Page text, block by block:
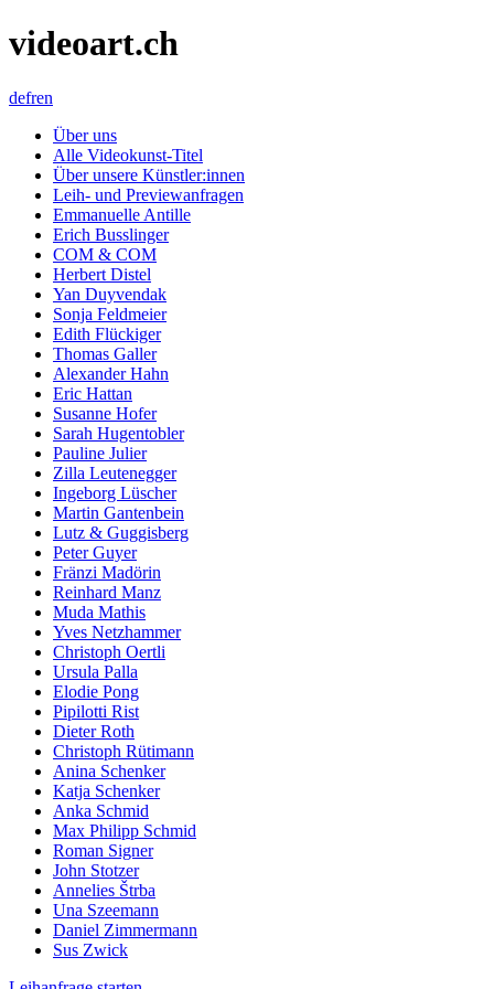
videoart.ch
defren
Über uns
Alle Videokunst-Titel
Über unsere Künstler:innen
Leih- und Previewanfragen
Emmanuelle Antille
Erich Busslinger
COM & COM
Herbert Distel
Yan Duyvendak
Sonja Feldmeier
Edith Flückiger
Thomas Galler
Alexander Hahn
Eric Hattan
Susanne Hofer
Sarah Hugentobler
Pauline Julier
Zilla Leutenegger
Ingeborg Lüscher
Martin Gantenbein
Lutz & Guggisberg
Peter Guyer
Fränzi Madörin
Reinhard Manz
Muda Mathis
Yves Netzhammer
Christoph Oertli
Ursula Palla
Elodie Pong
Pipilotti Rist
Dieter Roth
Christoph Rütimann
Anina Schenker
Katja Schenker
Anka Schmid
Max Philipp Schmid
Roman Signer
John Stotzer
Annelies Štrba
Una Szeemann
Daniel Zimmermann
Sus Zwick